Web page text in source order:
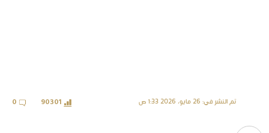
تم النشر في: 26 مايو، 2026 1:33 ص 90301
0